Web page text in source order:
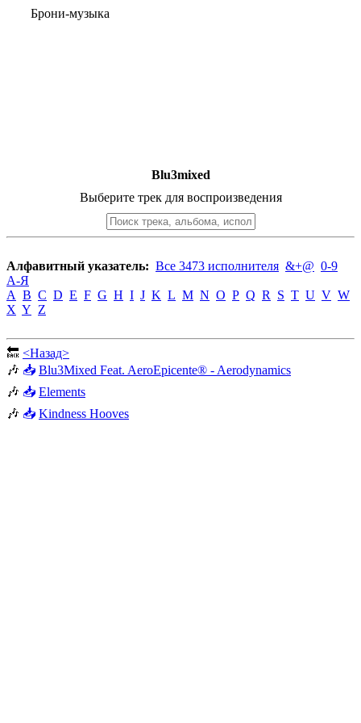
Брони-музыка
Blu3mixed
Выберите трек для воспроизведения
Алфавитный указатель: Все 3473 исполнителя &+@ 0-9
А-Я
A B C D E F G H I J K L M N O P Q R S T U V W
X Y Z
🔙 <Назад>
🎶 📥 Blu3Mixed Feat. AeroEpicente® - Aerodynamics
🎶 📥 Elements
🎶 📥 Kindness Hooves